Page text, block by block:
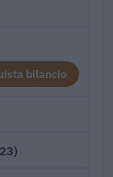
bilancio